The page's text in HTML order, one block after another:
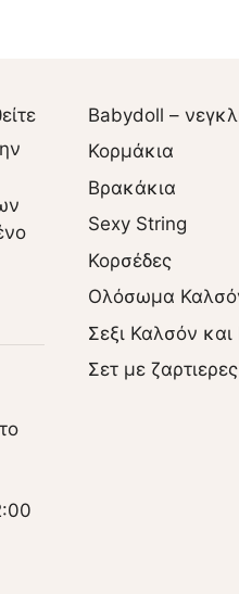
Babydoll –
Κορμάκια
Βρακάκια
Sexy String
Κορσέδες
Ολόσωμα
Σεξι Καλσόν και
Σετ με